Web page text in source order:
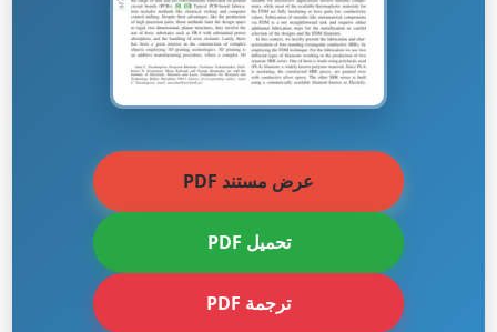
عرض مستند PDF
تحميل PDF
ترجمة PDF